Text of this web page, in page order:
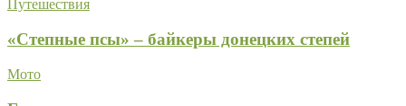
Путешествия
«Степные псы» – байкеры донецких степей
Мото